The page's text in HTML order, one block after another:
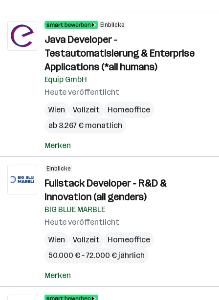
Einblicke
Java Developer -
Testautomatisierung & Enterprise
Applications (*all humans)
Equip GmbH
Heute veröffentlicht
Wien
Vollzeit
Homeoffice
ab 3.267 € monatlich
Merken
Einblicke
Fullstack Developer - R&D &
Innovation (all genders)
BIG BLUE MARBLE
Heute veröffentlicht
Wien
Vollzeit
Homeoffice
50.000 € – 72.000 € jährlich
Merken